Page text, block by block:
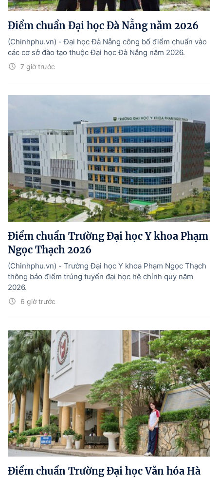
Điểm chuẩn Đại học Đà Nẵng năm 2026
7 giờ trước
(Chinhphu.vn) - Đại học Đà Nẵng công bố điểm chuẩn vào
các cơ sở đào tạo thuộc Đại học Đà Nẵng năm 2026.
Điểm chuẩn Trường Đại học Y khoa Phạm
Ngọc Thạch 2026
6 giờ trước
(Chinhphu.vn) - Trường Đại học Y khoa Phạm Ngọc Thạch
thông báo điểm trúng tuyển đại học hệ chính quy năm
2026.
Điểm chuẩn Trường Đại học Văn hóa Hà